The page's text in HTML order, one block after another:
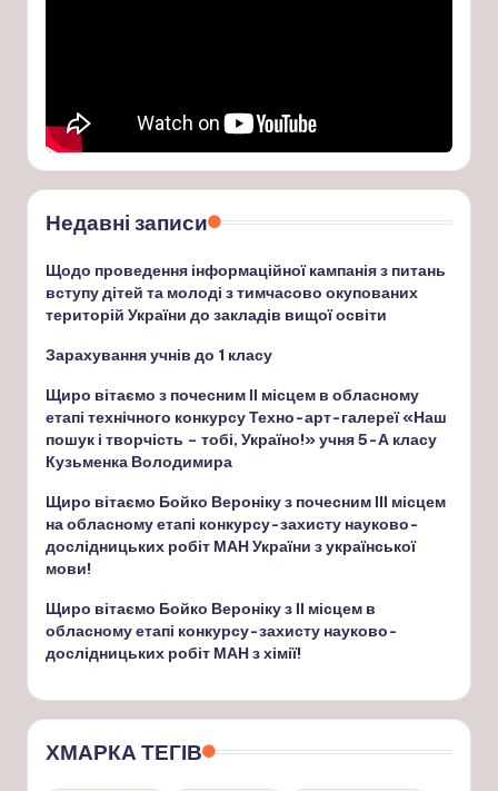
Недавні записи
Щодо проведення інформаційної кампанія з питань
вступу дітей та молоді з тимчасово окупованих
територій України до закладів вищої освіти
Зарахування учнів до 1 класу
Щиро вітаємо з почесним ІІ місцем в обласному
етапі технічного конкурсу Техно-арт-галереї «Наш
пошук і творчість – тобі, Україно!» учня 5-А класу
Кузьменка Володимира
Щиро вітаємо Бойко Вероніку з почесним ІІІ місцем
на обласному етапі конкурсу-захисту науково-
дослідницьких робіт МАН України з української
мови!
Щиро вітаємо Бойко Вероніку з ІІ місцем в
обласному етапі конкурсу-захисту науково-
дослідницьких робіт МАН з хімії!
ХМАРКА ТЕГІВ